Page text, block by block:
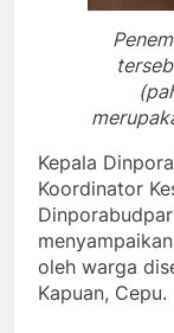
Kepala
Koordinator
oleh warga
Kapuan, Cepu.